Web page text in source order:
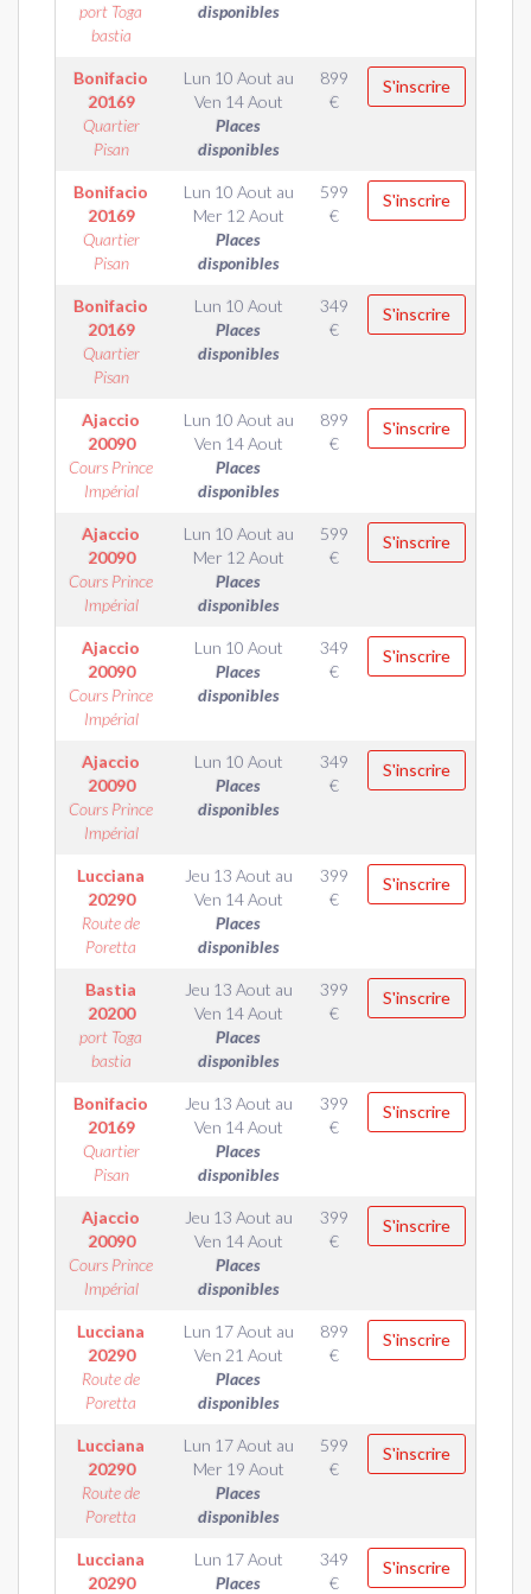
port Toga
bastia
disponibles
Bonifacio
20169
Quartier
Pisan
Lun 10 Aout au
Ven 14 Aout
Places
disponibles
899
€
S'inscrire
Bonifacio
20169
Quartier
Pisan
Lun 10 Aout au
Mer 12 Aout
Places
disponibles
599
€
S'inscrire
Bonifacio
20169
Quartier
Pisan
Lun 10 Aout
Places
disponibles
349
€
S'inscrire
Ajaccio
20090
Cours Prince
Impérial
Lun 10 Aout au
Ven 14 Aout
Places
disponibles
899
€
S'inscrire
Ajaccio
20090
Cours Prince
Impérial
Lun 10 Aout au
Mer 12 Aout
Places
disponibles
599
€
S'inscrire
Ajaccio
20090
Cours Prince
Impérial
Lun 10 Aout
Places
disponibles
349
€
S'inscrire
Ajaccio
20090
Cours Prince
Impérial
Lun 10 Aout
Places
disponibles
349
€
S'inscrire
Lucciana
20290
Route de
Poretta
Jeu 13 Aout au
Ven 14 Aout
Places
disponibles
399
€
S'inscrire
Bastia
20200
port Toga
bastia
Jeu 13 Aout au
Ven 14 Aout
Places
disponibles
399
€
S'inscrire
Bonifacio
20169
Quartier
Pisan
Jeu 13 Aout au
Ven 14 Aout
Places
disponibles
399
€
S'inscrire
Ajaccio
20090
Cours Prince
Impérial
Jeu 13 Aout au
Ven 14 Aout
Places
disponibles
399
€
S'inscrire
Lucciana
20290
Route de
Poretta
Lun 17 Aout au
Ven 21 Aout
Places
disponibles
899
€
S'inscrire
Lucciana
20290
Route de
Poretta
Lun 17 Aout au
Mer 19 Aout
Places
disponibles
599
€
S'inscrire
Lucciana
20290
Lun 17 Aout
Places
349
€
S'inscrire